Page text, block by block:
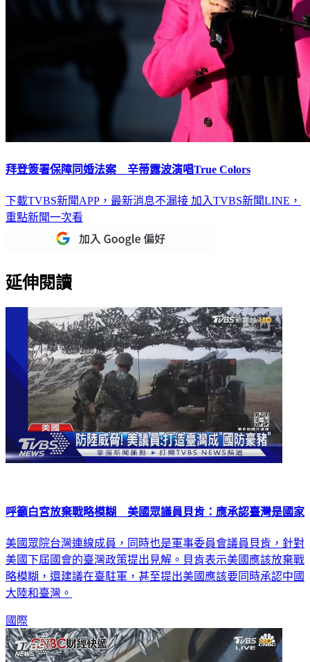
拜登簽署保障同婚法案 辛蒂露波演唱True Colors
下載TVBS新聞APP，最新消息不漏接 加入TVBS新聞LINE，
重點新聞一次看
延伸閱讀
呼籲白宮放棄戰略模糊 美國眾議員貝肯：應承認臺灣是國家
美國眾院台灣連線成員，同時也是軍事委員會議員貝肯，針對
美國下屆國會的臺灣政策提出見解。貝肯表示美國應該放棄戰
略模糊，還建議在臺駐軍，甚至提出美國應該要同時承認中國
大陸和臺灣。
國際